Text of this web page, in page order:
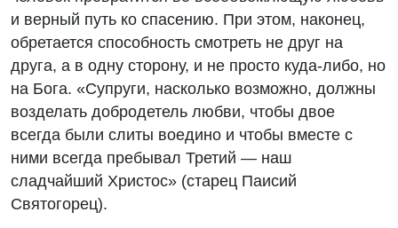
и верный путь ко спасению. При этом, наконец,
обретается способность смотреть не друг на
друга, а в одну сторону, и не просто куда-либо, но
на Бога. «Супруги, насколько возможно, должны
возделать добродетель любви, чтобы двое
всегда были слиты воедино и чтобы вместе с
ними всегда пребывал Третий — наш
сладчайший Христос» (старец Паисий
Святогорец).